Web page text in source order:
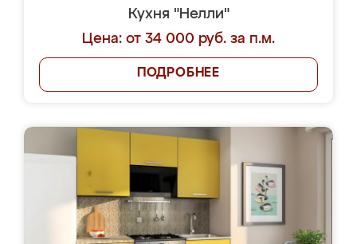
Кухня "Нелли"
Цена: от 34 000 руб. за п.м.
ПОДРОБНЕЕ